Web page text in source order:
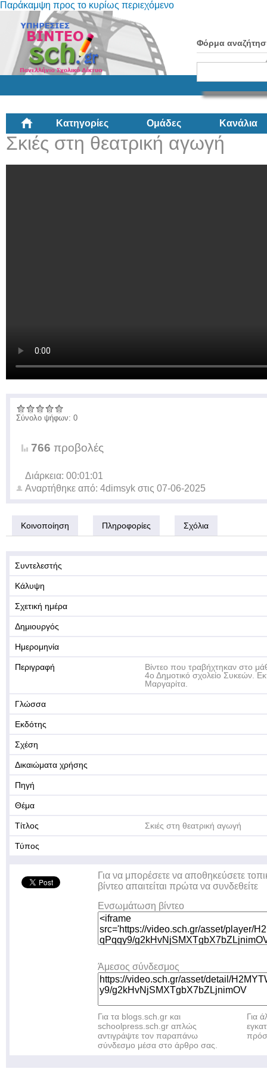
Παράκαμψη προς το κυρίως περιεχόμενο
Φόρμα
Κατηγορίες Ομάδες Κανάλια
Σκιές στη θεατρική αγωγή
Σύνολο ψήφων: 0
766 προβολές
Διάρκεια: 00:01:01
Αναρτήθηκε από: 4dimsyk στις 07-06-2025
Κοινοποίηση Πληροφορίες Σχόλια
Συντελεστής
Κάλυψη
Σχετική ημέρα
Δημιουργός
Ημερομηνία
Περιγραφή
Βίντεο που τραβήχτηκαν στο
4ο Δημοτικό σχολείο Συκεών.
Μαργαρίτα.
Γλώσσα
Εκδότης
Σχέση
Δικαιώματα χρήσης
Πηγή
Θέμα
Τίτλος Σκιές στη θεατρική αγωγή
Τύπος
Για να μπορέσετε να αποθηκεύσετε
βίντεο απαιτείται πρώτα να συνδεθείτε
Ενσωμάτωση βίντεο
Άμεσος σύνδεσμος
Για τα blogs.sch.gr και
schoolpress.sch.gr απλώς
αντιγράψτε τον παραπάνω
σύνδεσμο μέσα στο άρθρο σας.
Για